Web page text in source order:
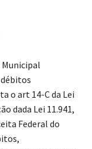
Municipal
o art 14-C da Lei
dada Lei 11.941,
Federal do